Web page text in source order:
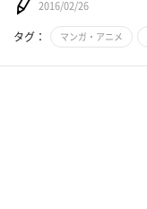
2016/02/26
タグ： マンガ・アニメ